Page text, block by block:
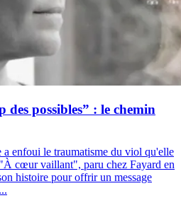
possibles” : le chemin
enfoui le traumatisme du viol qu'elle
cœur vaillant", paru chez Fayard en
histoire pour offrir un message